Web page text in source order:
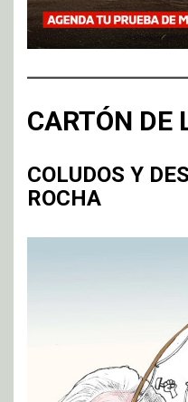
CARTÓN DE
COLUDOS Y
ROCHA